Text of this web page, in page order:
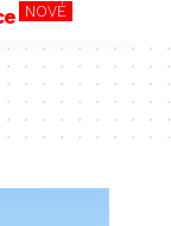
NOVÉ